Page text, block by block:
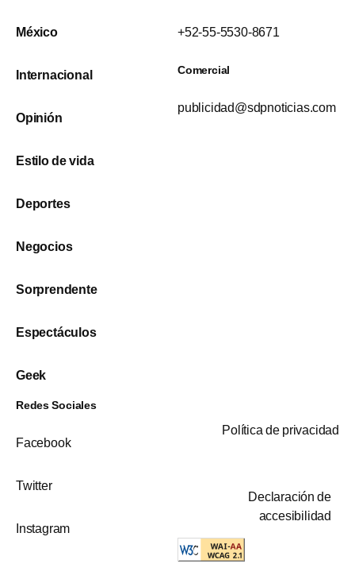
México
Internacional
Opinión
Estilo de vida
Deportes
Negocios
Sorprendente
Espectáculos
Geek
+52-55-5530-8671
Comercial
publicidad@sdpnoticias.com
Redes Sociales
Facebook
Twitter
Instagram
Política de privacidad
Declaración de
accesibilidad